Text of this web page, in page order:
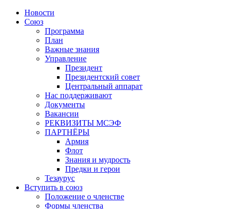
Новости
Союз
Программа
План
Важные знания
Управление
Президент
Президентский совет
Центральный аппарат
Нас поддерживают
Документы
Вакансии
РЕКВИЗИТЫ МСЭФ
ПАРТНЁРЫ
Армия
Флот
Знания и мудрость
Предки и герои
Тезаурус
Вступить в союз
Положение о членстве
Формы членства